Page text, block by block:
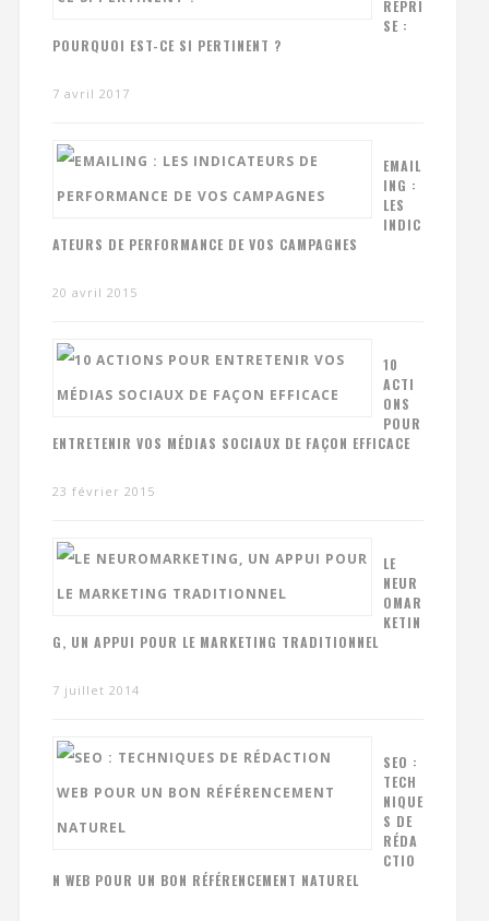
REPRI
SE :
POURQUOI EST-CE SI PERTINENT ?
7 avril 2017
EMAIL
ING :
LES
INDIC
ATEURS DE PERFORMANCE DE VOS CAMPAGNES
20 avril 2015
10
ACTI
ONS
POUR
ENTRETENIR VOS MÉDIAS SOCIAUX DE FAÇON EFFICACE
23 février 2015
LE
NEUR
OMAR
KETIN
G, UN APPUI POUR LE MARKETING TRADITIONNEL
7 juillet 2014
SEO :
TECH
NIQUE
S DE
RÉDA
CTIO
N WEB POUR UN BON RÉFÉRENCEMENT NATUREL